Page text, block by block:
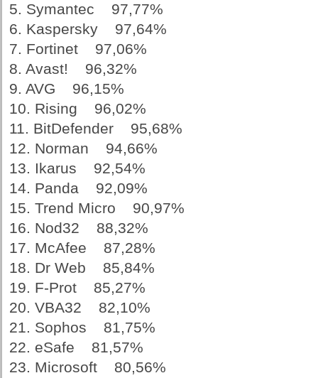
5. Symantec 97,77%
6. Kaspersky 97,64%
7. Fortinet 97,06%
8. Avast! 96,32%
9. AVG 96,15%
10. Rising 96,02%
11. BitDefender 95,68%
12. Norman 94,66%
13. Ikarus 92,54%
14. Panda 92,09%
15. Trend Micro 90,97%
16. Nod32 88,32%
17. McAfee 87,28%
18. Dr Web 85,84%
19. F-Prot 85,27%
20. VBA32 82,10%
21. Sophos 81,75%
22. eSafe 81,57%
23. Microsoft 80,56%